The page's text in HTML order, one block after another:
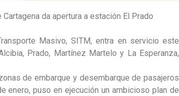
da apertura a estación El Prado
Masivo, SITM, entra en servicio este
Prado, Martínez Martelo y La Esperanza,
de embarque y desembarque de pasajeros
enero, puso en ejecución un ambicioso plan de